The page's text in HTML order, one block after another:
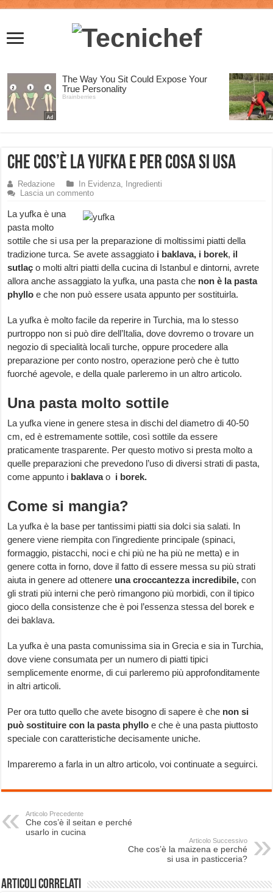
Che cos’è la yufka e per cosa si usa
Redazione In Evidenza,
Ingredienti
Lascia un commento
La yufka è una
pasta molto
sottile che si usa per la preparazione di moltissimi piatti della
tradizione turca. Se avete assaggiato i baklava, i borek, il
sutlaço molti altri piatti della cucina di Istanbul e dintorni, avrete
allora anche assaggiato la yufka, una pasta che non è la pasta
phylloe che non può essere usata appunto per sostituirla.
La yufka è molto facile da reperire in Turchia, ma lo stesso
purtroppo non si può dire dell’Italia, dove dovremo o trovare un
negozio di specialità locali turche, oppure procedere alla
preparazione per conto nostro, operazione però che è tutto
fuorché agevole, e della quale parleremo in un altro articolo.
Una pasta molto sottile
La yufka viene in genere stesa in dischi del diametro di 40-50
cm, ed è estremamente sottile, così sottile da essere
praticamente trasparente. Per questo motivo si presta molto a
quelle preparazioni che prevedono l’uso di diversi strati di pasta,
come appunto i baklavao i borek.
Come si mangia?
La yufka è la base per tantissimi piatti sia dolci sia salati. In
genere viene riempita con l’ingrediente principale (spinaci,
formaggio, pistacchi, noci e chi più ne ha più ne metta) e in
genere cotta in forno, dove il fatto di essere messa su più strati
aiuta in genere ad ottenere una croccantezza incredibile,con
gli strati più interni che però rimangono più morbidi, con il tipico
gioco della consistenze che è poi l’essenza stessa del borek e
dei baklava.
La yufka è una pasta comunissima sia in Grecia e sia in Turchia,
dove viene consumata per un numero di piatti tipici
semplicemente enorme, di cui parleremo più approfonditamente
in altri articoli.
Per ora tutto quello che avete bisogno di sapere è che non si
può sostituire con la pasta phylloe che è una pasta piuttosto
speciale con caratteristiche decisamente uniche.
Impareremo a farla in un altro articolo, voi continuate a seguirci.
Articolo Precedente
Che cos’è il seitan e perché
usarlo in cucina
Articolo Successivo
Che cos’è la maizena e perché
si usa in pasticceria?
Articoli correlati